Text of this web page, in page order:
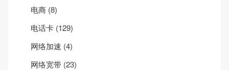
电商 (8)
电话卡 (129)
网络加速 (4)
网络宽带 (23)